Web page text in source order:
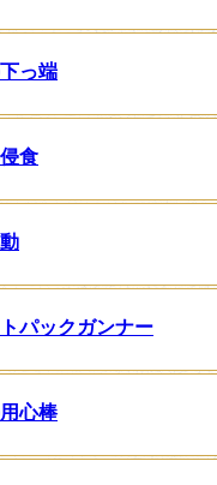
っ端
食
パックガンナー
心棒